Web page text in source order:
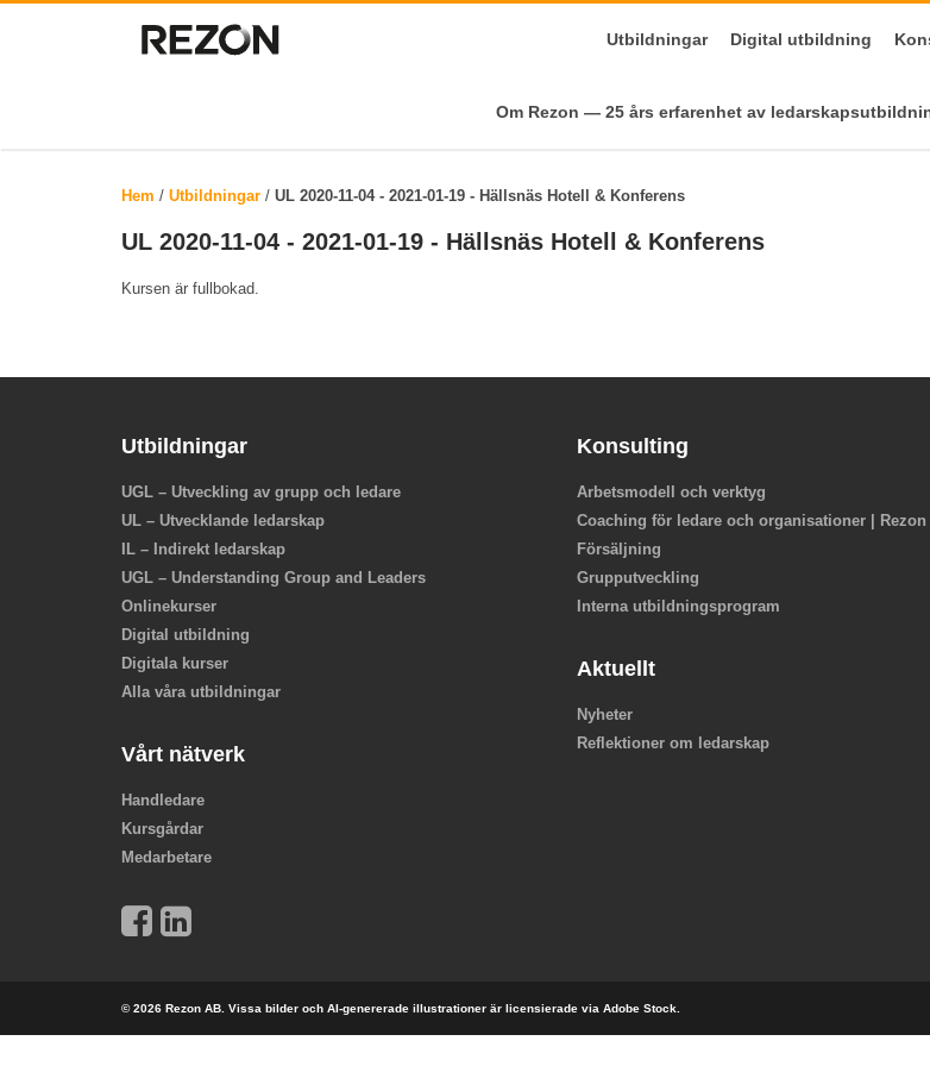
Utbildningar Digital utbildning
Om Rezon — 25 års erfarenhet av
Hem / Utbildningar / UL 2020-11-04 - 2021-01-19 - Hällsnäs Hotell & Konferens
UL 2020-11-04 - 2021-01-19 - Hällsnäs Hotell & Konferens
Kursen är fullbokad.
Utbildningar
UGL – Utveckling av grupp och ledare
UL – Utvecklande ledarskap
IL – Indirekt ledarskap
UGL – Understanding Group and Leaders
Onlinekurser
Digital utbildning
Digitala kurser
Alla våra utbildningar
Vårt nätverk
Handledare
Kursgårdar
Medarbetare
Konsulting
Arbetsmodell och verktyg
Coaching för ledare och organisationer | Rezon
Försäljning
Grupputveckling
Interna utbildningsprogram
Aktuellt
Nyheter
Reflektioner om ledarskap
© 2026 Rezon AB. Vissa bilder och AI-genererade illustrationer är licensierade via Adobe Stock.